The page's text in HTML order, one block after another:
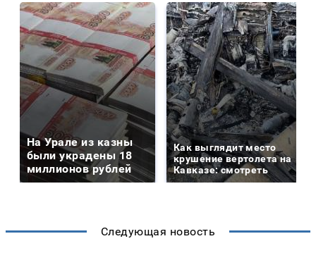
На Урале из казны
были украдены 18
миллионов рублей
Как выглядит место
крушение вертолета на
Кавказе: смотреть
Следующая новость